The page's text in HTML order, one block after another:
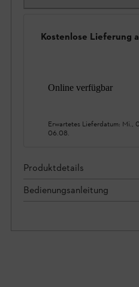
Kostenlose Lieferung
Online verfügbar
Erwartetes Lieferdatum: Mi.,
06.08.
Produktdetails
Bedienungsanleitung